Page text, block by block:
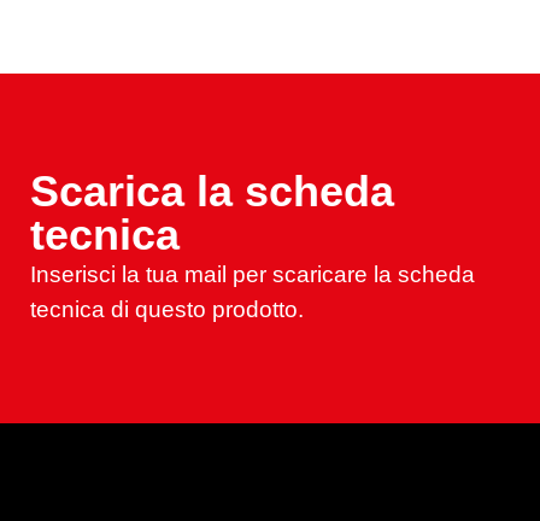
Scarica la scheda
tecnica
Inserisci la tua mail per scaricare la scheda
tecnica di questo prodotto.